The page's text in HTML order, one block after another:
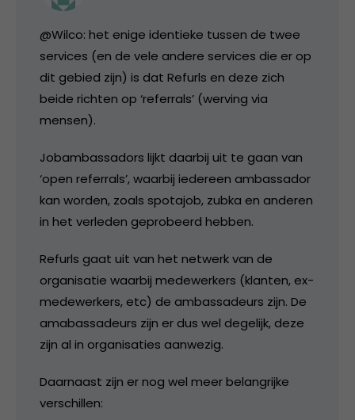
@Wilco: het enige identieke tussen de twee
services (en de vele andere services die er op
dit gebied zijn) is dat Refurls en deze zich
beide richten op ‘referrals’ (werving via
mensen).
Jobambassadors lijkt daarbij uit te gaan van
‘open referrals’, waarbij iedereen ambassador
kan worden, zoals spotajob, zubka en anderen
in het verleden geprobeerd hebben.
Refurls gaat uit van het netwerk van de
organisatie waarbij medewerkers (klanten, ex-
medewerkers, etc) de ambassadeurs zijn. De
amabassadeurs zijn er dus wel degelijk, deze
zijn al in organisaties aanwezig.
Daarnaast zijn er nog wel meer belangrijke
verschillen: